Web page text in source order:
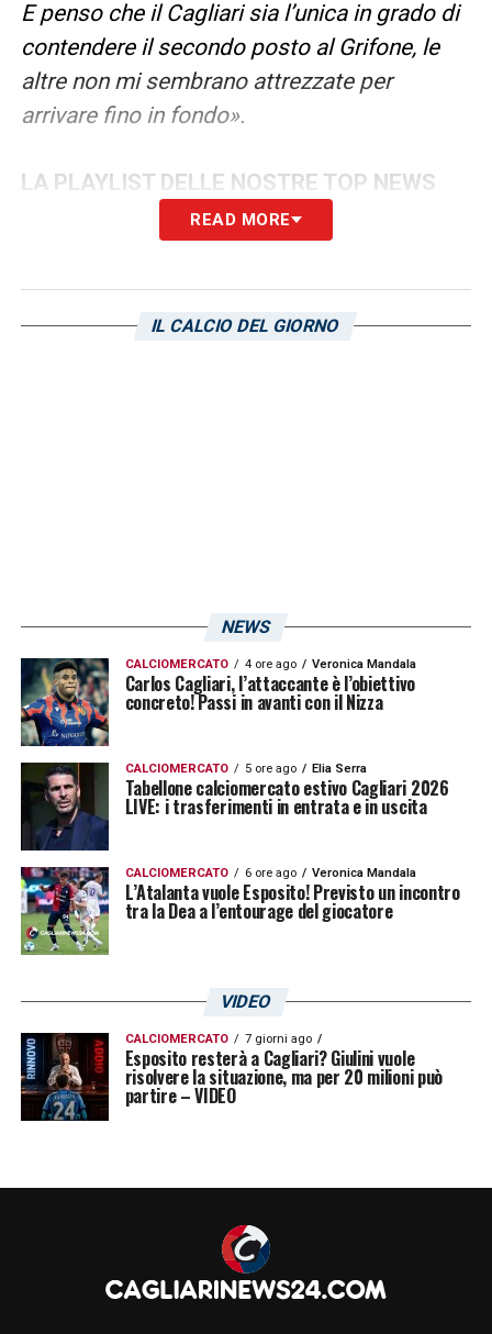
E penso che il Cagliari sia l’unica in grado di
contendere il secondo posto al Grifone, le
altre non mi sembrano attrezzate per
arrivare fino in fondo».
LA PLAYLIST DELLE NOSTRE TOP NEWS
READ MORE
IL CALCIO DEL GIORNO
NEWS
CALCIOMERCATO 4 ore ago Veronica Mandala
Carlos Cagliari, l’attaccante è l’obiettivo
concreto! Passi in avanti con il Nizza
CALCIOMERCATO 5 ore ago Elia Serra
Tabellone calciomercato estivo Cagliari 2026
LIVE: i trasferimenti in entrata e in uscita
CALCIOMERCATO 6 ore ago Veronica Mandala
L’Atalanta vuole Esposito! Previsto un incontro
tra la Dea a l’entourage del giocatore
VIDEO
CALCIOMERCATO 7 giorni ago
Esposito resterà a Cagliari? Giulini vuole
risolvere la situazione, ma per 20 milioni può
partire – VIDEO